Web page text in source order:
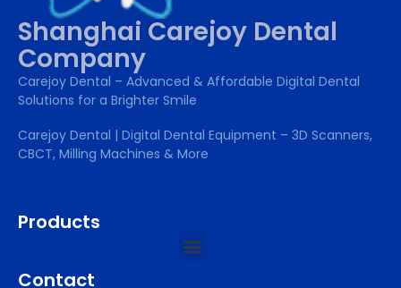
Shanghai Carejoy Dental
Company
Carejoy Dental – Advanced & Affordable Digital Dental
Solutions for a Brighter Smile
Carejoy Dental | Digital Dental Equipment – 3D Scanners,
CBCT, Milling Machines & More
Products
Contact